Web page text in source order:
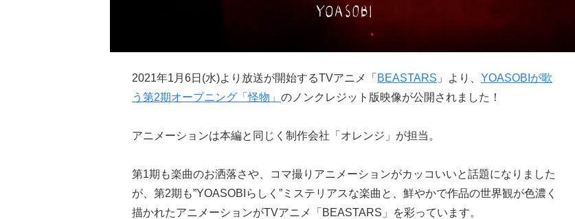
2021年1月6日(水)より放送が開始するTVアニメ「 BEASTARS 」より、 YOASOBIが歌
う第2期オープニング「怪物」 のノンクレジット版映像が公開されました！
アニメーションは本編と同じく制作会社「オレンジ」が担当。
第1期も楽曲のお洒落さや、コマ撮りアニメーションがカッコいいと話題になりました
が、第2期も”YOASOBIらしく”ミステリアスな楽曲と、鮮やかで作品の世界観が色濃く
描かれたアニメーションがTVアニメ「BEASTARS」を彩っています。